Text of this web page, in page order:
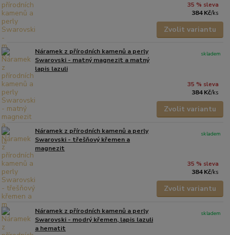
35 % sleva
384 Kč/ks
Zvolit variantu
Náramek z přírodních kamenů a perly
Swarovski - matný magnezit a matný
lapis lazuli
35 % sleva
384 Kč/ks
skladem
Zvolit variantu
Náramek z přírodních kamenů a perly
Swarovski - třešňový křemen a
magnezit
35 % sleva
384 Kč/ks
skladem
Zvolit variantu
Náramek z přírodních kamenů a perly
Swarovski - modrý křemen, lapis lazuli
a hematit
skladem